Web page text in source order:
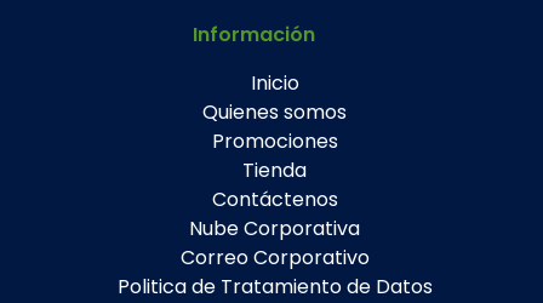
Información
Inicio
Quienes somos
Promociones
Tienda
Contáctenos
Nube Corporativa
Correo Corporativo
Politica de Tratamiento de Datos